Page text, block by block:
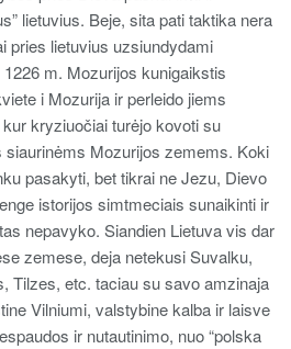
lietuvius. Beje, sita pati taktika nera
pries lietuvius uzsiundydami
m. Mozurijos kunigaikstis
i Mozurija ir perleido jiems
kryziuočiai turėjo kovoti su
Mozurijos zemems. Koki
pasakyti, bet tikrai ne Jezu, Dievo
istorijos simtmeciais sunaikinti ir
nepavyko. Siandien Lietuva vis dar
zemese, deja netekusi Suvalku,
Tilzes, etc. taciau su savo amzinaja
Vilniumi, valstybine kalba ir laisve
ir nutautinimo, nuo “polska